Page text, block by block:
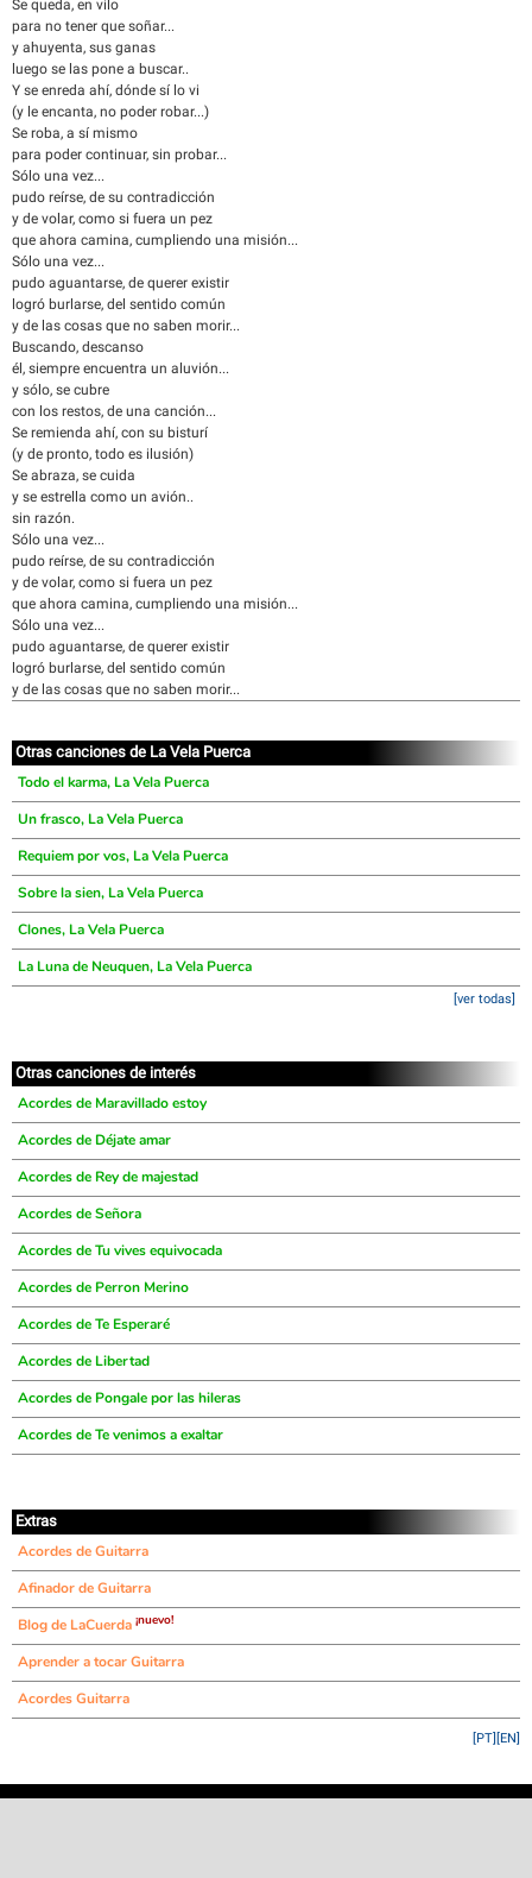
Se queda, en vilo
para no tener que soñar...
y ahuyenta, sus ganas
luego se las pone a buscar..
Y se enreda ahí, dónde sí lo vi
(y le encanta, no poder robar...)
Se roba, a sí mismo
para poder continuar, sin probar...
Sólo una vez...
pudo reírse, de su contradicción
y de volar, como si fuera un pez
que ahora camina, cumpliendo una misión...
Sólo una vez...
pudo aguantarse, de querer existir
logró burlarse, del sentido común
y de las cosas que no saben morir...
Buscando, descanso
él, siempre encuentra un aluvión...
y sólo, se cubre
con los restos, de una canción...
Se remienda ahí, con su bisturí
(y de pronto, todo es ilusión)
Se abraza, se cuida
y se estrella como un avión..
sin razón.
Sólo una vez...
pudo reírse, de su contradicción
y de volar, como si fuera un pez
que ahora camina, cumpliendo una misión...
Sólo una vez...
pudo aguantarse, de querer existir
logró burlarse, del sentido común
y de las cosas que no saben morir...
Otras canciones de La Vela Puerca
Todo el karma, La Vela Puerca
Un frasco, La Vela Puerca
Requiem por vos, La Vela Puerca
Sobre la sien, La Vela Puerca
Clones, La Vela Puerca
La Luna de Neuquen, La Vela Puerca
[ver todas]
Otras canciones de interés
Acordes de Maravillado estoy
Acordes de Déjate amar
Acordes de Rey de majestad
Acordes de Señora
Acordes de Tu vives equivocada
Acordes de Perron Merino
Acordes de Te Esperaré
Acordes de Libertad
Acordes de Pongale por las hileras
Acordes de Te venimos a exaltar
Extras
Acordes de Guitarra
Afinador de Guitarra
Blog de LaCuerda ¡nuevo!
Aprender a tocar Guitarra
Acordes Guitarra
[EN]
[PT]